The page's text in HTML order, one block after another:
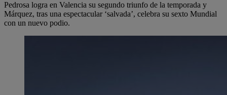
Pedrosa logra en Valencia su segundo triunfo de la temporada y
Márquez, tras una espectacular ‘salvada’, celebra su sexto Mundial
con un nuevo podio.